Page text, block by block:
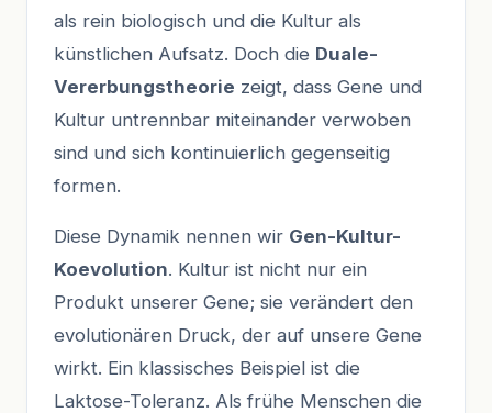
als rein biologisch und die Kultur als
künstlichen Aufsatz. Doch die Duale-
Vererbungstheorie zeigt, dass Gene und
Kultur untrennbar miteinander verwoben
sind und sich kontinuierlich gegenseitig
formen.
Diese Dynamik nennen wir Gen-Kultur-
Koevolution. Kultur ist nicht nur ein
Produkt unserer Gene; sie verändert den
evolutionären Druck, der auf unsere Gene
wirkt. Ein klassisches Beispiel ist die
Laktose-Toleranz. Als frühe Menschen die